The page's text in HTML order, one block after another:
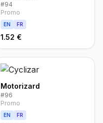
#94
Promo
EN FR
1.52 €
Motorizard
#96
Promo
EN FR